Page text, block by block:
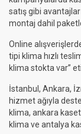
satış gibi
montaj dahil
Online
tipi klima hızlı
klima stokta var”
İstanbul, Ankara,
hizmet ağıyla
klima, ankara
klima ve antalya